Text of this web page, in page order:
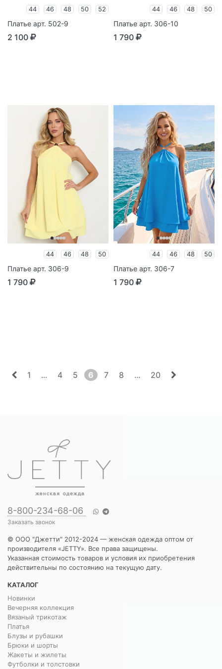
44 46 48 50 52
Платье арт. 502-9
2 100
44 46 48 50
Платье арт. 306-10
1 790
44 46 48 50
Платье арт. 306-9
1 790
44 46 48 50
Платье арт. 306-7
1 790
1 ... 4 5 6 7 8 ... 20
8-800-234-68-06
Заказать звонок
© ООО "Джетти" 2012-2024 — женская одежда оптом от
производителя «JETTY». Все права защищены.
Указанная стоимость товаров и условия их приобретения
действительны по состоянию на текущую дату.
КАТАЛОГ
Новинки
Вечерняя коллекция
Вязаный трикотаж
Платья
Блузы и рубашки
Брюки и шорты
Жакеты и жилеты
Футболки и толстовки